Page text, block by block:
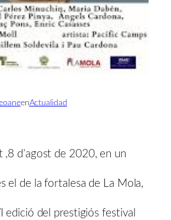
enActualidad
,8 d’agost de 2020, en un
el de la fortalesa de La Mola,
edició del prestigiós festival